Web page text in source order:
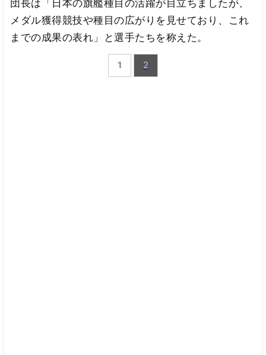
団長は「日本の旗艦種目の活躍が目立ちましたが、
メダル獲得競技や種目の広がりを見せており、これ
までの成果の表れ」と選手たちを称えた。
1 2